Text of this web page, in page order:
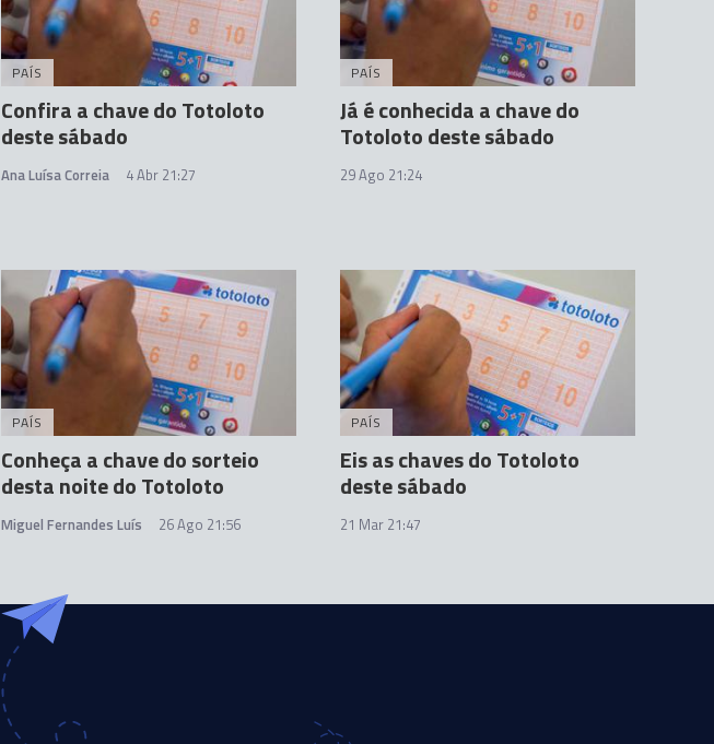
PAÍS
Confira a chave do Totoloto
deste sábado
Ana Luísa Correia 4 Abr 21:27
PAÍS
Já é conhecida a chave do
Totoloto deste sábado
29 Ago 21:24
PAÍS
Conheça a chave do sorteio
desta noite do Totoloto
Miguel Fernandes Luís 26 Ago 21:56
PAÍS
Eis as chaves do Totoloto
deste sábado
21 Mar 21:47